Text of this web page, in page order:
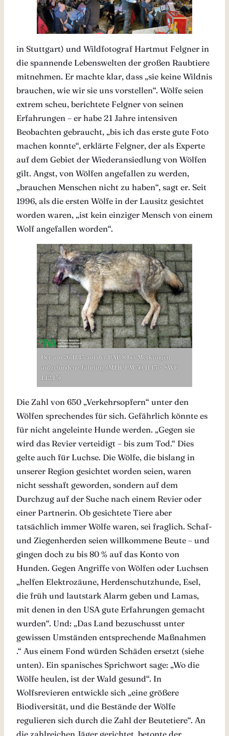
in Stuttgart) und Wildfotograf Hartmut Felgner in
die spannende Lebenswelten der großen Raubtiere
mitnehmen. Er machte klar, dass „sie keine Wildnis
brauchen, wie wir sie uns vorstellen“. Wölfe seien
extrem scheu, berichtete Felgner von seinen
Erfahrungen – er habe 21 Jahre intensiven
Beobachten gebraucht, „bis ich das erste gute Foto
machen konnte“, erklärte Felgner, der als Experte
auf dem Gebiet der Wiederansiedlung von Wölfen
gilt. Angst, von Wölfen angefallen zu werden,
„brauchen Menschen nicht zu haben“, sagt er. Seit
1996, als die ersten Wölfe in der Lausitz gesichtet
worden waren, „ist kein einziger Mensch von einem
Wolf angefallen worden“.
Der am 26.11.15 auf der BAB 8 bei Merklingen
aufgefundene Jährling (MLR-PM 30.11.15 + SWP
1.12.15)
Die Zahl von 650 „Verkehrsopfern“ unter den
Wölfen sprechendes für sich. Gefährlich könnte es
für nicht angeleinte Hunde werden. „Gegen sie
wird das Revier verteidigt – bis zum Tod.“ Dies
gelte auch für Luchse. Die Wölfe, die bislang in
unserer Region gesichtet worden seien, waren
nicht sesshaft geworden, sondern auf dem
Durchzug auf der Suche nach einem Revier oder
einer Partnerin. Ob gesichtete Tiere aber
tatsächlich immer Wölfe waren, sei fraglich. Schaf-
und Ziegenherden seien willkommene Beute – und
gingen doch zu bis 80 % auf das Konto von
Hunden. Gegen Angriffe von Wölfen oder Luchsen
„helfen Elektrozäune, Herdenschutzhunde, Esel,
die früh und lautstark Alarm geben und Lamas,
mit denen in den USA gute Erfahrungen gemacht
wurden“. Und: „Das Land bezuschusst unter
gewissen Umständen entsprechende Maßnahmen
.“ Aus einem Fond würden Schäden ersetzt (siehe
unten). Ein spanisches Sprichwort sage: „Wo die
Wölfe heulen, ist der Wald gesund“. In
Wolfsrevieren entwickle sich „eine größere
Biodiversität, und die Bestände der Wölfe
regulieren sich durch die Zahl der Beutetiere“. An